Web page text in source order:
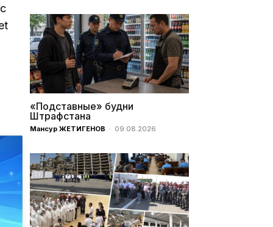
«Подставные» будни
Штрафстана
Мансур ЖЕТИГЕНОВ - 09.08.2026